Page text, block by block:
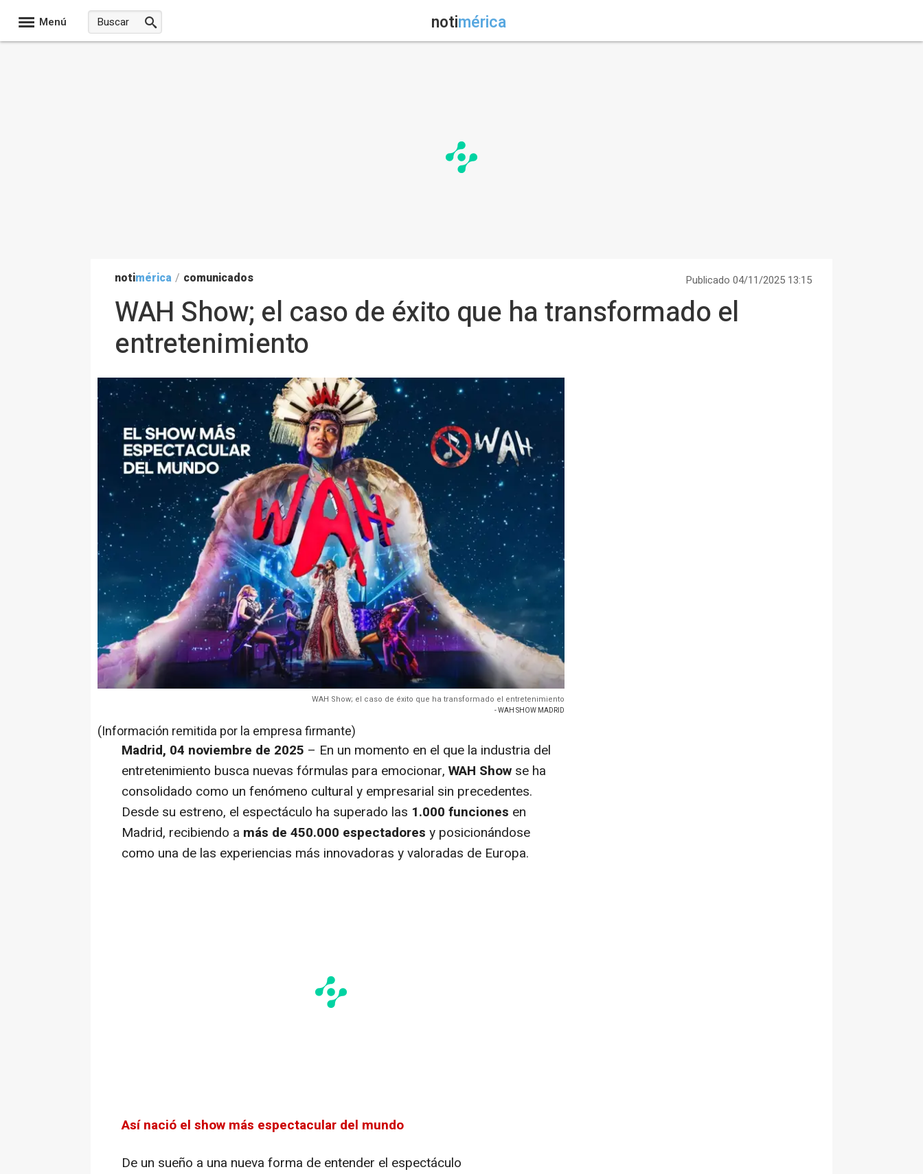
Menú notimérica
notimérica / comunicados Publicado 04/11/2025 13:15
WAH Show; el caso de éxito que ha transformado el
entretenimiento
WAH Show; el caso de éxito que ha transformado el entretenimiento
- WAH SHOW MADRID
(Información remitida por la empresa firmante)
Madrid, 04 noviembre de 2025 – En un momento en el que la industria del
entretenimiento busca nuevas fórmulas para emocionar, WAH Show se ha
consolidado como un fenómeno cultural y empresarial sin precedentes.
Desde su estreno, el espectáculo ha superado las 1.000 funciones en
Madrid, recibiendo a más de 450.000 espectadores y posicionándose
como una de las experiencias más innovadoras y valoradas de Europa.
Así nació el show más espectacular del mundo
De un sueño a una nueva forma de entender el espectáculo